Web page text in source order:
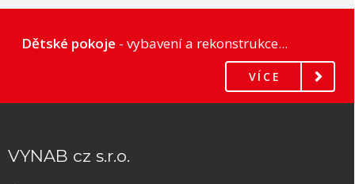
Dětské pokoje - vybavení a rekonstrukce...
VÍCE
VYNAB cz s.r.o.